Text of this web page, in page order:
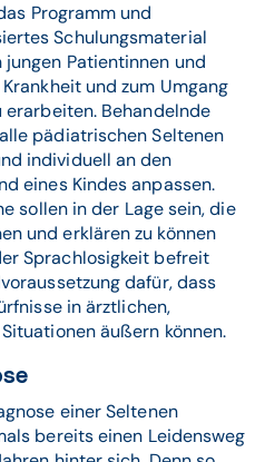
Programm und
Schulungsmaterial
Patientinnen und
und zum Umgang
Behandelnde
pädiatrischen Seltenen
individuell an den
eines Kindes anpassen.
sollen in der Lage sein, die
und erklären zu können
Sprachlosigkeit befreit
dafür, dass
in ärztlichen,
äußern können.
einer Seltenen
bereits einen Leidensweg